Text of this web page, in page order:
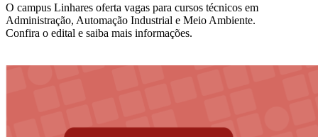
O campus Linhares oferta vagas para cursos técnicos em
Administração, Automação Industrial e Meio Ambiente.
Confira o edital e saiba mais informações.